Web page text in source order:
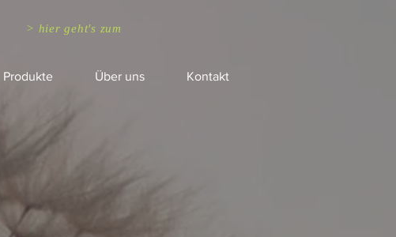
> hier geht's zum
Produkte Über uns Kontakt